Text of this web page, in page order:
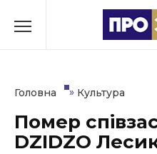
до
Культура
Головна » Культура
Помер
DZIDZO